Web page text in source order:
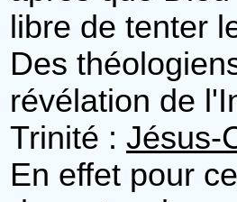
libre de tenter
Des
révélation de
Trinité : Jésus-
En effet pour